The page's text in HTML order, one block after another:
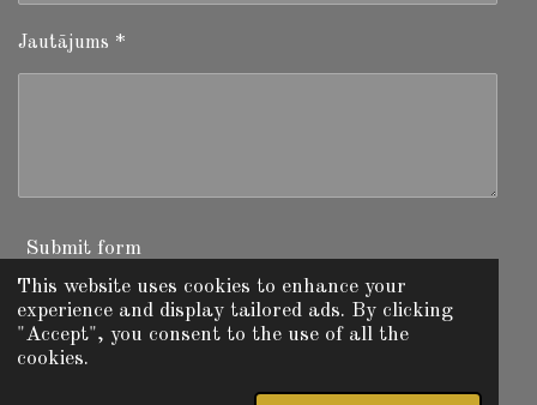
This website uses cookies to enhance your
experience and display tailored ads. By clicking
"Accept", you consent to the use of all the
cookies.
Jautājums *
Submit form
I
n
W
F
© 2025 - 2026 Fishing Today Latvia